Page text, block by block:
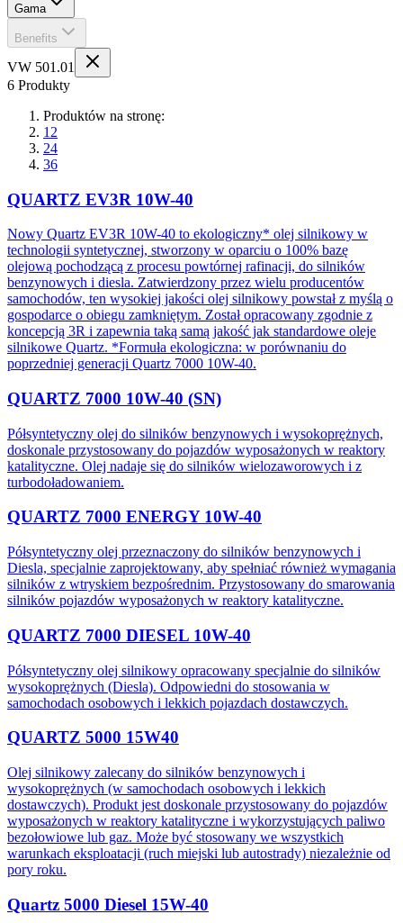
Gama
Benefits
VW 501.01
6 Produkty
Produktów na stronę:
12
24
36
QUARTZ EV3R 10W-40
Nowy Quartz EV3R 10W-40 to ekologiczny* olej silnikowy w
technologii syntetycznej, stworzony w oparciu o 100% bazę
olejową pochodzącą z procesu powtórnej rafinacji, do silników
benzynowych i diesla. Zatwierdzony przez wielu producentów
samochodów, ten wysokiej jakości olej silnikowy powstał z myślą o
gospodarce o obiegu zamkniętym. Został opracowany zgodnie z
koncepcją 3R i zapewnia taką samą jakość jak standardowe oleje
silnikowe Quartz. *Formuła ekologiczna: w porównaniu do
poprzedniej generacji Quartz 7000 10W-40.
QUARTZ 7000 10W-40 (SN)
Półsyntetyczny olej do silników benzynowych i wysokoprężnych,
doskonale przystosowany do pojazdów wyposażonych w reaktory
katalityczne. Olej nadaje się do silników wielozaworowych i z
turbodoładowaniem.
QUARTZ 7000 ENERGY 10W-40
Półsyntetyczny olej przeznaczony do silników benzynowych i
Diesla, specjalnie zaprojektowany, aby spełniać również wymagania
silników z wtryskiem bezpośrednim. Przystosowany do smarowania
silników pojazdów wyposażonych w reaktory katalityczne.
QUARTZ 7000 DIESEL 10W-40
Półsyntetyczny olej silnikowy opracowany specjalnie do silników
wysokoprężnych (Diesla). Odpowiedni do stosowania w
samochodach osobowych i lekkich pojazdach dostawczych.
QUARTZ 5000 15W40
Olej silnikowy zalecany do silników benzynowych i
wysokoprężnych (w samochodach osobowych i lekkich
dostawczych). Produkt jest doskonale przystosowany do pojazdów
wyposażonych w reaktory katalityczne i wykorzystujących paliwo
bezołowiowe lub gaz. Może być stosowany we wszystkich
warunkach eksploatacji (ruch miejski lub autostrady) niezależnie od
pory roku.
Quartz 5000 Diesel 15W-40